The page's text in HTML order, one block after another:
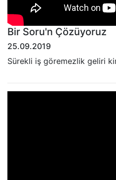
Bir Soru'n Çözüyoruz
25.09.2019
Sürekli iş göremezlik geliri